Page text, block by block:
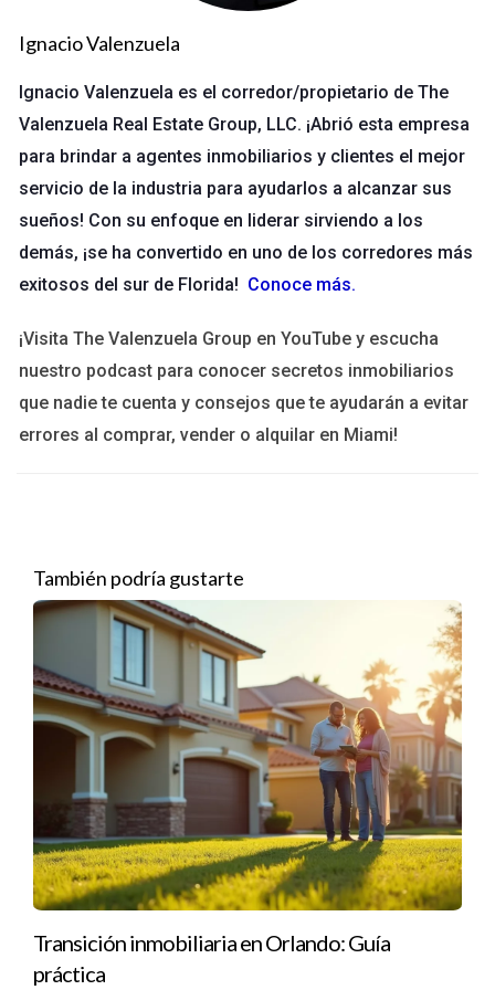
¡Contáctame para discutir cómo un cambio
estratégico podría ayudarte!
Caso 2: Aprendiendo de los errores
Carlos cambió a un broker que prometía comisiones altas sin
evaluar el soporte real que recibiría. Se encontró solo y con
poca dirección. Tras un año, decidió regresar a su antiguo
broker donde se sentía más apoyado. Aprendió que las
comisiones no lo son todo.
Lecciones Aprendidas
No sacrifiques el soporte por comisiones.
Si estás considerando un cambio, hablemos sobre
tus opciones y qué buscar en un nuevo broker.
Caso 3: Adaptación al mercado
Laura notó que su enfoque tradicional no estaba funcionando
en el nuevo mercado de Miami. Se mudó a un broker que se
centraba en marketing digital. Con entrenamiento adecuado,
comenzó a captar clientes jóvenes y adaptarse a las
tendencias del mercado.
Estrategias Utilizadas
Marketing en redes sociales para aumentar visibilidad.
Colaboraciones con otros profesionales del sector.
Ignacio Valenzuela
Ignacio Valenzuela es el corredor/propietario de The
Valenzuela Real Estate Group, LLC. ¡Abrió esta empresa
para brindar a agentes inmobiliarios y clientes el mejor
servicio de la industria para ayudarlos a alcanzar sus
sueños! Con su enfoque en liderar sirviendo a los
demás, ¡se ha convertido en uno de los corredores más
exitosos del sur de Florida! Conoce más.
¡Visita The Valenzuela Group en YouTube y escucha
nuestro podcast para conocer secretos inmobiliarios
que nadie te cuenta y consejos que te ayudarán a evitar
errores al comprar, vender o alquilar en Miami!
También podría gustarte
Transición inmobiliaria en Orlando: Guía
práctica